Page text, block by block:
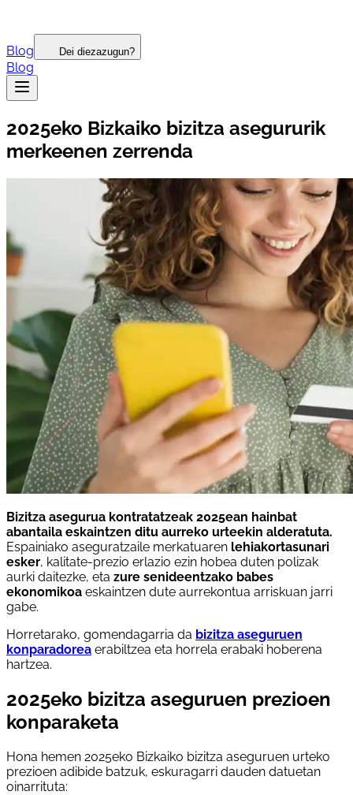
Blog Dei diezazugun?
Blog
2025eko Bizkaiko bizitza asegururik
merkeenen zerrenda
Bizitza asegurua kontratatzeak 2025ean hainbat
abantaila eskaintzen ditu aurreko urteekin alderatuta.
Espainiako aseguratzaile merkatuaren lehiakortasunari
esker, kalitate-prezio erlazio ezin hobea duten polizak
aurki daitezke, eta zure senideentzako babes
ekonomikoa eskaintzen dute aurrekontua arriskuan jarri
gabe.
Horretarako, gomendagarria da bizitza aseguruen
konparadorea erabiltzea eta horrela erabaki hoberena
hartzea.
2025eko bizitza aseguruen prezioen
konparaketa
Hona hemen 2025eko Bizkaiko bizitza aseguruen urteko
prezioen adibide batzuk, eskuragarri dauden datuetan
oinarrituta: